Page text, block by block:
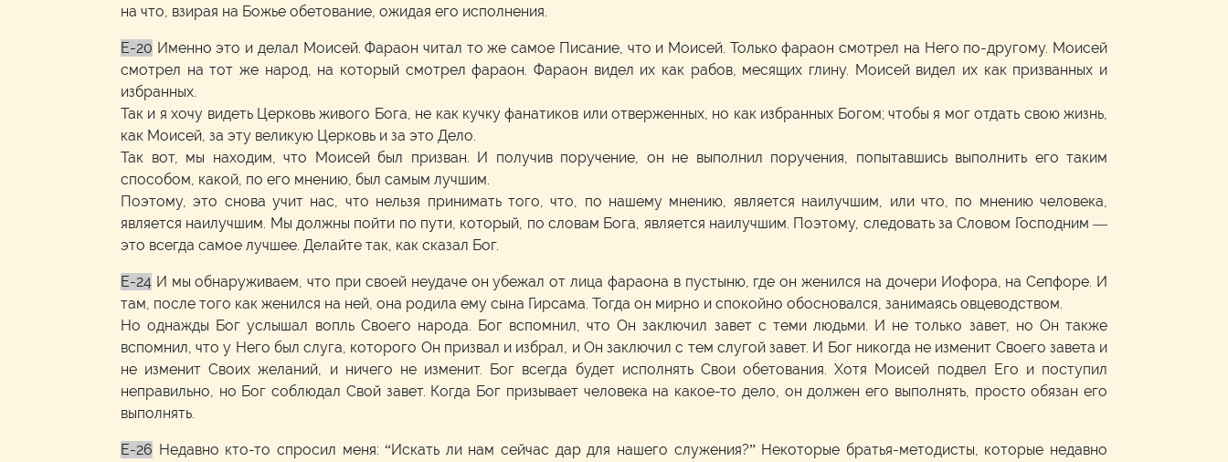
на что, взирая на Божье обетование, ожидая его исполнения.
E-20 Именно это и делал Моисей. Фараон читал то же самое Писание, что и Моисей. Только фараон смотрел на Него по-другому. Моисей
смотрел на тот же народ, на который смотрел фараон. Фараон видел их как рабов, месящих глину. Моисей видел их как призванных и
избранных.
Так и я хочу видеть Церковь живого Бога, не как кучку фанатиков или отверженных, но как избранных Богом; чтобы я мог отдать свою жизнь,
как Моисей, за эту великую Церковь и за это Дело.
Так вот, мы находим, что Моисей был призван. И получив поручение, он не выполнил поручения, попытавшись выполнить его таким
способом, какой, по его мнению, был самым лучшим.
Поэтому, это снова учит нас, что нельзя принимать того, что, по нашему мнению, является наилучшим, или что, по мнению человека,
является наилучшим. Мы должны пойти по пути, который, по словам Бога, является наилучшим. Поэтому, следовать за Словом Господним —
это всегда самое лучшее. Делайте так, как сказал Бог.
E-24 И мы обнаруживаем, что при своей неудаче он убежал от лица фараона в пустыню, где он женился на дочери Иофора, на Сепфоре. И
там, после того как женился на ней, она родила ему сына Гирсама. Тогда он мирно и спокойно обосновался, занимаясь овцеводством.
Но однажды Бог услышал вопль Своего народа. Бог вспомнил, что Он заключил завет с теми людьми. И не только завет, но Он также
вспомнил, что у Него был слуга, которого Он призвал и избрал, и Он заключил с тем слугой завет. И Бог никогда не изменит Своего завета и
не изменит Своих желаний, и ничего не изменит. Бог всегда будет исполнять Свои обетования. Хотя Моисей подвел Его и поступил
неправильно, но Бог соблюдал Свой завет. Когда Бог призывает человека на какое-то дело, он должен его выполнять, просто обязан его
выполнять.
E-26 Недавно кто-то спросил меня: “Искать ли нам сейчас дар для нашего служения?” Некоторые братья-методисты, которые недавно